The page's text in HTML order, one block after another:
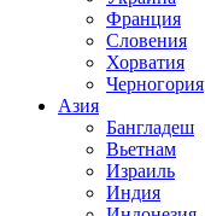
Франция
Словения
Хорватия
Черногория
Азия
Бангладеш
Вьетнам
Израиль
Индия